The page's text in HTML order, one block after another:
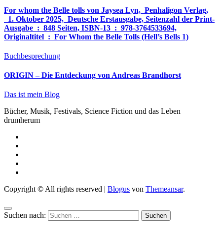
For whom the Belle tolls von Jaysea Lyn, ‎ Penhaligon Verlag,
‎ 1. Oktober 2025, ‎ Deutsche Erstausgabe, Seitenzahl der Print-
Ausgabe ‏ : ‎ 848 Seiten, ISBN-13 ‏ : ‎ 978-3764533694,
Originaltitel ‏ : ‎ For Whom the Belle Tolls (Hell’s Bells 1)
Buchbesprechung
ORIGIN – Die Entdeckung von Andreas Brandhorst
Das ist mein Blog
Bücher, Musik, Festivals, Science Fiction und das Leben
drumherum
Copyright © All rights reserved | Blogus von Themeansar.
Suchen nach: